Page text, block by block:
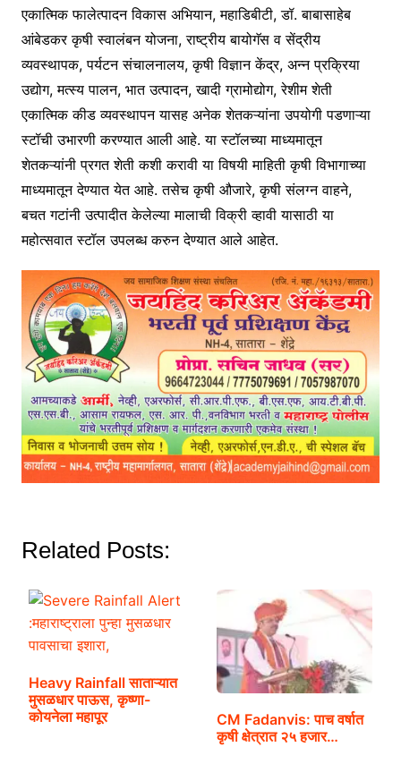
एकात्मिक फालेत्पादन विकास अभियान, महाडिबीटी, डॉ. बाबासाहेब
आंबेडकर कृषी स्वालंबन योजना, राष्ट्रीय बायोगॅस व सेंद्रीय
व्यवस्थापक, पर्यटन संचालनालय, कृषी विज्ञान केंद्र, अन्न प्रक्रिया
उद्योग, मत्स्य पालन, भात उत्पादन, खादी ग्रामोद्योग, रेशीम शेती
एकात्मिक कीड व्यवस्थापन यासह अनेक शेतकऱ्यांना उपयोगी पडणाऱ्या
स्टॉची उभारणी करण्यात आली आहे. या स्टॉलच्या माध्यमातून
शेतकऱ्यांनी प्रगत शेती कशी करावी या विषयी माहिती कृषी विभागाच्या
माध्यमातून देण्यात येत आहे. तसेच कृषी औजारे, कृषी संलग्न वाहने,
बचत गटांनी उत्पादीत केलेल्या मालाची विक्री व्हावी यासाठी या
महोत्सवात स्टॉल उपलब्ध करुन देण्यात आले आहेत.
Related Posts:
Heavy Rainfall साताऱ्यात
मुसळधार पाऊस, कृष्णा-
कोयनेला महापूर
CM Fadanvis: पाच वर्षात
कृषी क्षेत्रात २५ हजार…